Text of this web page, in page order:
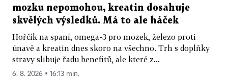
mozku nepomohou, kreatin dosahuje
skvělých výsledků. Má to ale háček
Hořčík na spaní, omega-3 pro mozek, železo proti
únavě a kreatin dnes skoro na všechno. Trh s doplňky
stravy slibuje řadu benefitů, ale které z...
6. 8. 2026 ▪ 16:13 min.